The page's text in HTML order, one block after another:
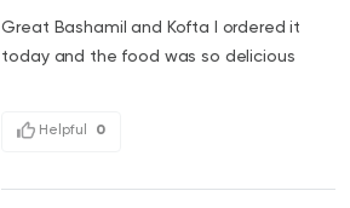
Great Bashamil and Kofta I ordered it
today and the food was so delicious
Helpful 0